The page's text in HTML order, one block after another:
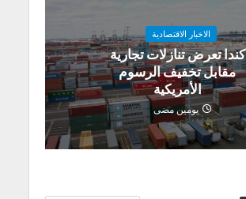
الاخبار الاقتصادية
كندا تعرض تنازلات تجارية
مقابل تخفيف الرسوم
الأمريكية
يومين مضى